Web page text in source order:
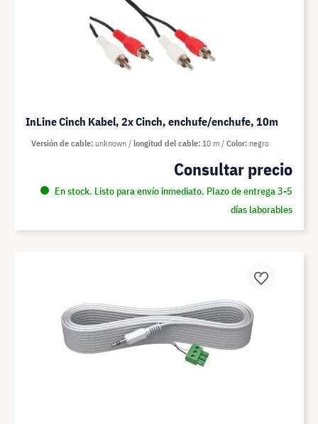
InLine Cinch Kabel, 2x Cinch, enchufe/enchufe, 10m
Consultar precio
En stock. Listo para envío inmediato. Plazo de entrega 3-5
días laborables
Versión de cable unknown longitud del cable 10 m Color negro